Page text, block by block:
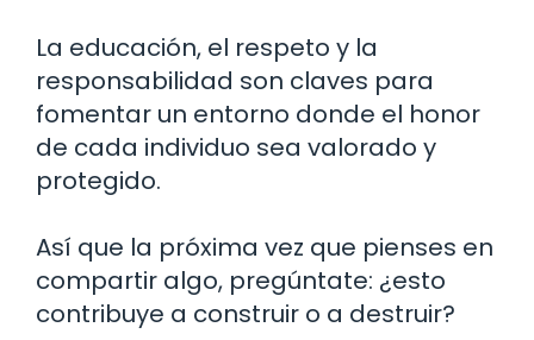
La educación, el respeto y la
responsabilidad son claves para
fomentar un entorno donde el honor
de cada individuo sea valorado y
protegido.
Así que la próxima vez que pienses en
compartir algo, pregúntate: ¿esto
contribuye a construir o a destruir?